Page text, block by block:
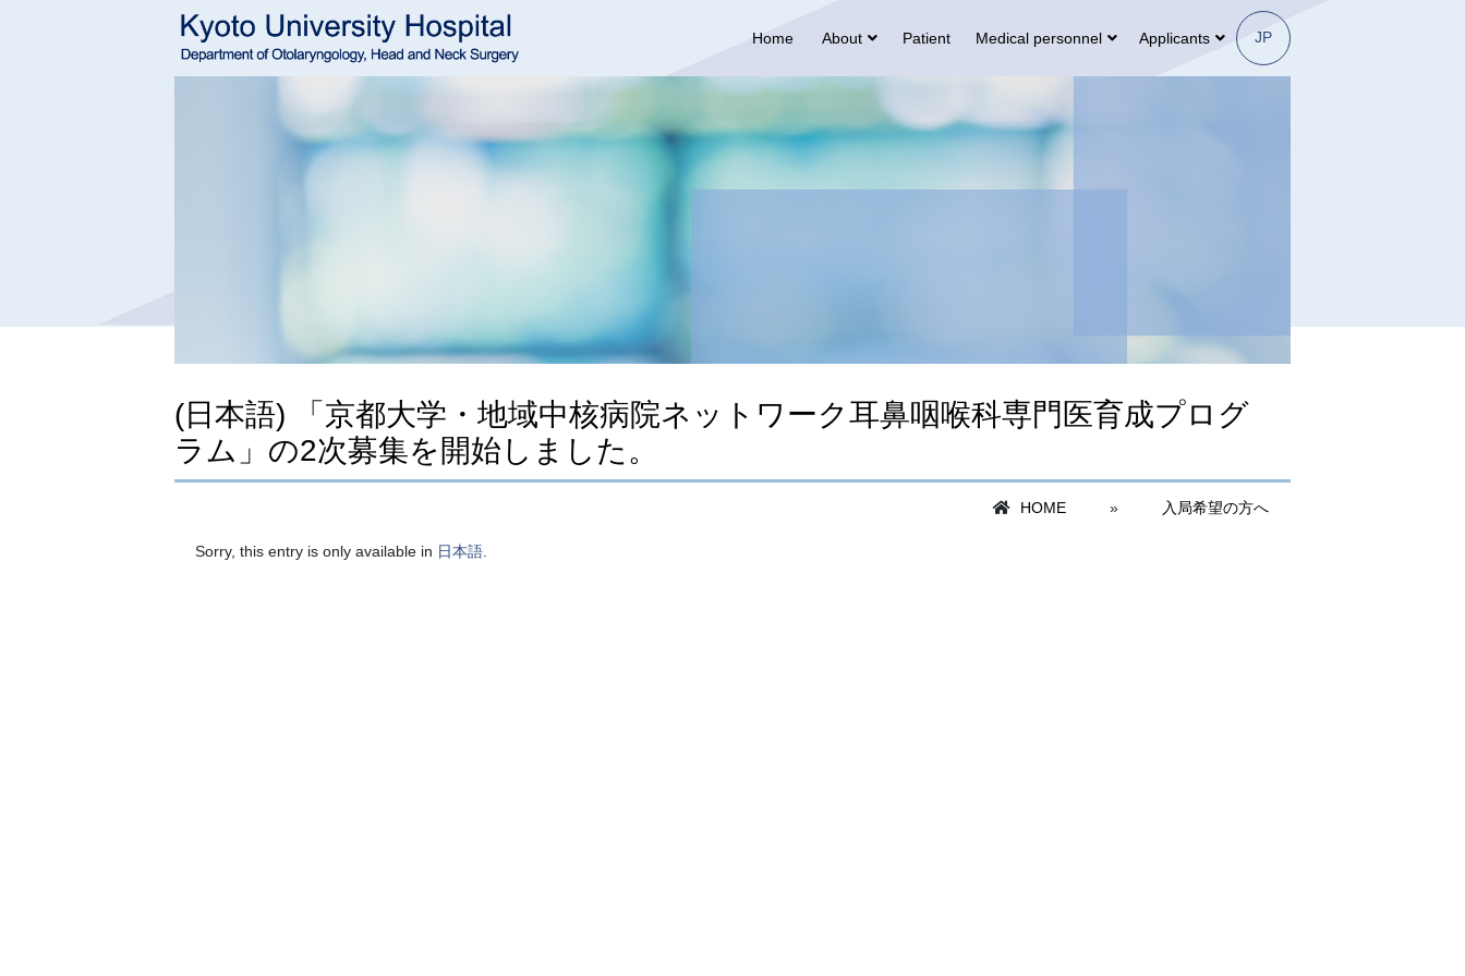
Home About Patient Medical personnel Applicants JP
(日本語) 「京都大学・地域中核病院ネットワーク耳鼻咽喉科専門医育成プログ
ラム」の2次募集を開始しました。
HOME » 入局希望の方へ
Sorry, this entry is only available in 日本語.